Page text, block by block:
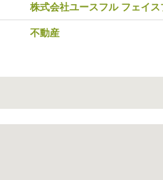
株式会社ユースフル フェイス
不動産